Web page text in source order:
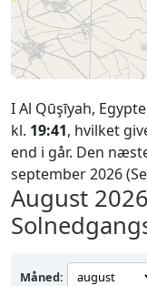
I Al Qūşīyah,
kl. 19:41, hvilket
end i går. Den
september 2026
August 2026
Måned: